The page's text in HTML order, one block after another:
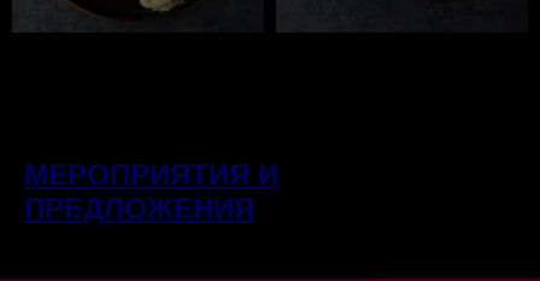
МЕРОПРИЯТИЯ И
ПРЕДЛОЖЕНИЯ